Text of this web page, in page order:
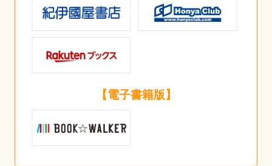
【電子書籍版】